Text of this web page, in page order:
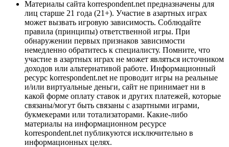
Материалы сайта korrespondent.net предназначены для
лиц старше 21 года (21+). Участие в азартных играх
может вызвать игровую зависимость. Соблюдайте
правила (принципы) ответственной игры. При
обнаружении первых признаков зависимости
немедленно обратитесь к специалисту. Помните, что
участие в азартных играх не может являться источником
доходов или альтернативой работе. Информационный
ресурс korrespondent.net не проводит игры на реальные
и/или виртуальные деньги, сайт не принимает ни в
какой форме оплату ставок и других платежей, которые
связаны/могут быть связаны с азартными играми,
букмекерами или тотализаторами. Какие-либо
материалы на информационном ресурсе
korrespondent.net публикуются исключительно в
информационных целях.